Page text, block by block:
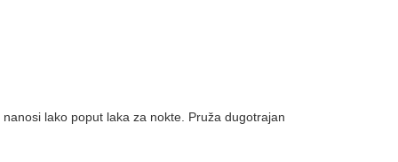
lako poput laka za nokte. Pruža dugotrajan